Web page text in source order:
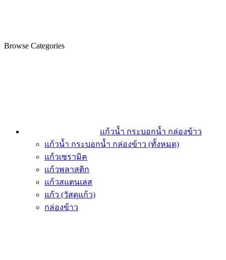
Browse Categories
แก้วน้ำ กระบอกน้ำ กล่องข้าว
แก้วน้ำ กระบอกน้ำ กล่องข้าว (ทั้งหมด)
แก้วเซรามิค
แก้วพลาสติก
แก้วสแตนเลส
แก้ว (วัสดุแก้ว)
กล่องข้าว